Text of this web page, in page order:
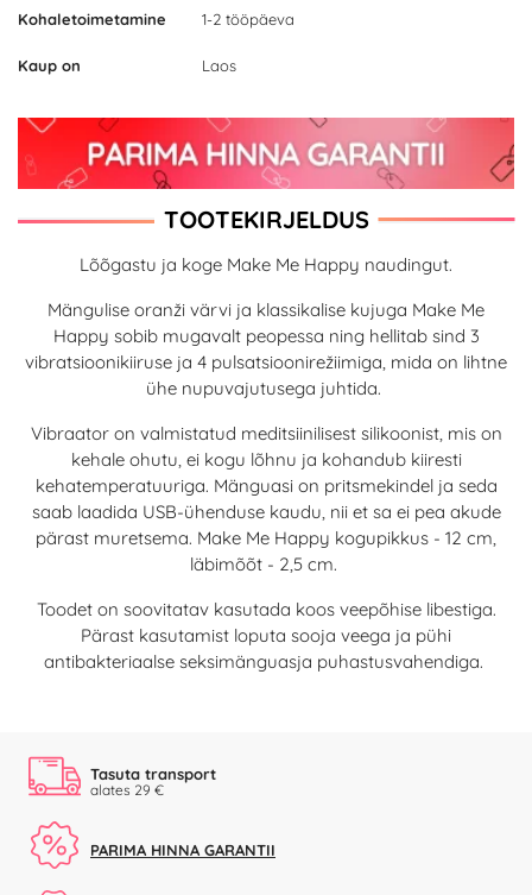
Kohaletoimetamine 1-2 tööpäeva
Kaup on Laos
TOOTEKIRJELDUS
Lõõgastu ja koge Make Me Happy naudingut.
Mängulise oranži värvi ja klassikalise kujuga Make Me
Happy sobib mugavalt peopessa ning hellitab sind 3
vibratsioonikiiruse ja 4 pulsatsioonirežiimiga, mida on lihtne
ühe nupuvajutusega juhtida.
Vibraator on valmistatud meditsiinilisest silikoonist, mis on
kehale ohutu, ei kogu lõhnu ja kohandub kiiresti
kehatemperatuuriga. Mänguasi on pritsmekindel ja seda
saab laadida USB-ühenduse kaudu, nii et sa ei pea akude
pärast muretsema. Make Me Happy kogupikkus - 12 cm,
läbimõõt - 2,5 cm.
Toodet on soovitatav kasutada koos veepõhise libestiga.
Pärast kasutamist loputa sooja veega ja pühi
antibakteriaalse seksimänguasja puhastusvahendiga.
Tasuta transport
alates 29 €
PARIMA HINNA GARANTII